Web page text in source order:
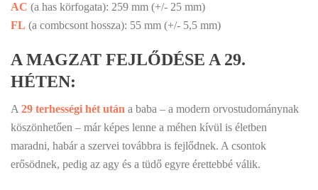
AC (a has körfogata): 259 mm (+/- 25 mm)
FL (a combcsont hossza): 55 mm (+/- 5,5 mm)
A MAGZAT FEJLŐDÉSE A 29.
HÉTEN:
A 29 terhességi hét után a baba – a modern orvostudománynak
köszönhetően – már képes lenne a méhen kívül is életben
maradni, habár a szervei továbbra is fejlődnek. A csontok
erősödnek, pedig az agy és a tüdő egyre érettebbé válik.